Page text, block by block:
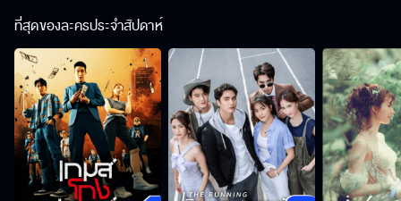
ที่สุดของละครประจำสัปดาห์